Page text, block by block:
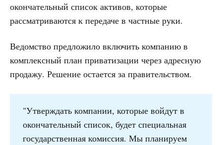
окончательный список активов, которые
рассматриваются к передаче в частные руки.
Ведомство предложило включить компанию в
комплексный план приватизации через адресную
продажу. Решение остается за правительством.
"Утверждать компании, которые войдут в
окончательный список, будет специальная
государственная комиссия. Мы планируем